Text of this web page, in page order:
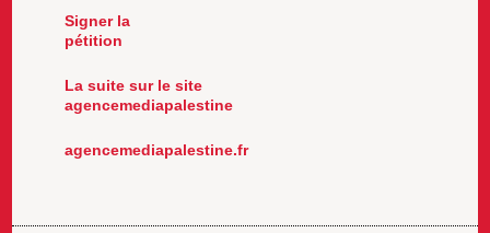
Signer la
pétition
La suite sur le site
agencemediapalestine
agencemediapalestine.fr